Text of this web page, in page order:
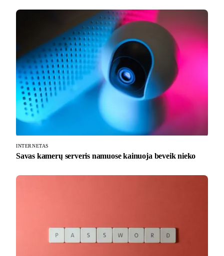
INTERNETAS
Savas kamerų serveris namuose kainuoja beveik nieko